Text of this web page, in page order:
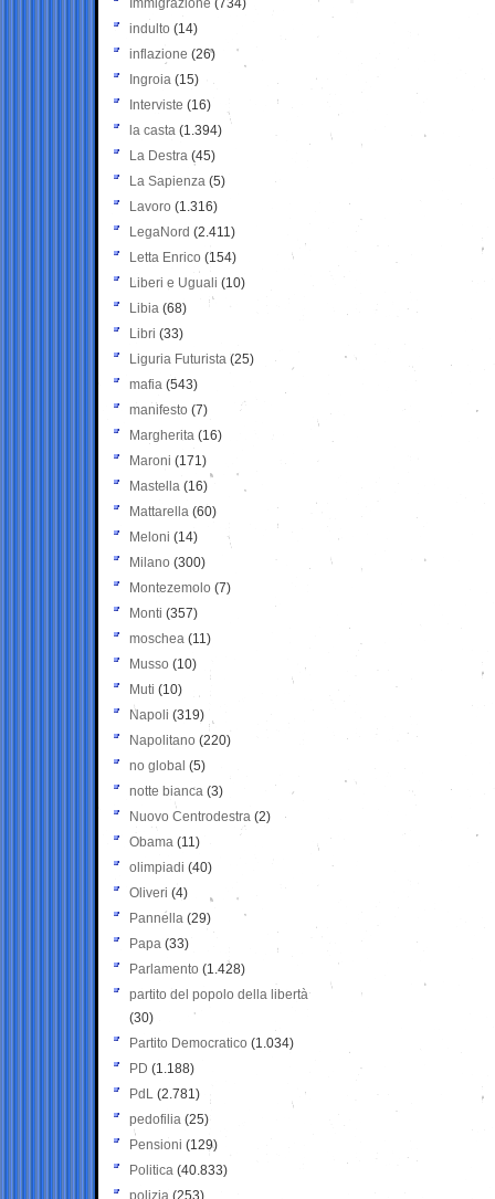
Immigrazione (734)
indulto (14)
inflazione (26)
Ingroia (15)
Interviste (16)
la casta (1.394)
La Destra (45)
La Sapienza (5)
Lavoro (1.316)
LegaNord (2.411)
Letta Enrico (154)
Liberi e Uguali (10)
Libia (68)
Libri (33)
Liguria Futurista (25)
mafia (543)
manifesto (7)
Margherita (16)
Maroni (171)
Mastella (16)
Mattarella (60)
Meloni (14)
Milano (300)
Montezemolo (7)
Monti (357)
moschea (11)
Musso (10)
Muti (10)
Napoli (319)
Napolitano (220)
no global (5)
notte bianca (3)
Nuovo Centrodestra (2)
Obama (11)
olimpiadi (40)
Oliveri (4)
Pannella (29)
Papa (33)
Parlamento (1.428)
partito del popolo della libertà
(30)
Partito Democratico (1.034)
PD (1.188)
PdL (2.781)
pedofilia (25)
Pensioni (129)
Politica (40.833)
polizia (253)